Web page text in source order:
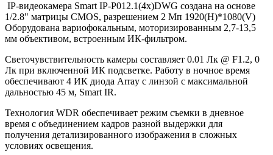
IP-видеокамера Smart IP-P012.1(4x)DWG создана на основе
1/2.8" матрицы CMOS, разрешением 2 Мп 1920(H)*1080(V)
Оборудована вариофокальным, моторизированным 2,7-13,5
мм объективом, встроенным ИК-фильтром.
Светочувствительность камеры составляет 0.01 Лк @ F1.2, 0
Лк при включенной ИК подсветке. Работу в ночное время
обеспечивают 4 ИК диода Array с линзой с максимальной
дальностью 45 м, Smart IR.
Технология WDR обеспечивает режим съемки в дневное
время с объединением кадров разной выдержки для
получения детализированного изображения в сложных
условиях освещения.